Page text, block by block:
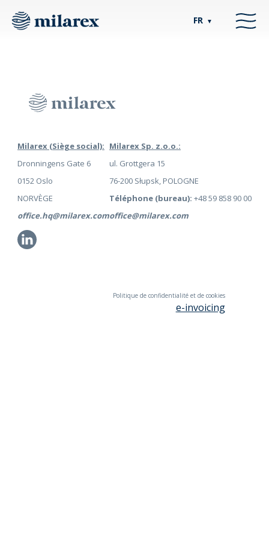
FR ▼
Milarex (Siège social):
Dronningens Gate 6
0152 Oslo
NORVÈGE
office.hq@milarex.com
Li
Milarex Sp. z.o.o.:
ul. Grottgera 15
76-200 Słupsk, POLOGNE
Téléphone (bureau): +48 59 858 90 00
office@milarex.com
Politique de confidentialité et de cookies
e-invoicing